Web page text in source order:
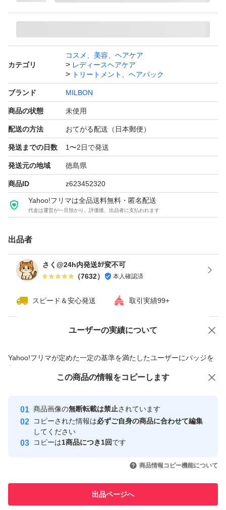
ートメント、ヘアパック）
ブランド：MILBON
カテゴリ
コスメ、美容、ヘアケア
レディースヘアケア
トリートメント、ヘアパック
ブランド MILBON
商品の状態 未使用
配送の方法 おてがる配送（日本郵便）
発送までの日数 1〜2日で発送
発送元の地域 徳島県
商品ID z623452320
Yahoo!フリマは全品送料無料・匿名配送
代金は運営が一旦預かり、評価後、出品者に支払われます
出品者
さく@24h内発送ｶﾃ変不可
（7632） 本人確認済
スピード＆安心発送 取引実績99+
ユーザーの実績について
Yahoo!フリマが定めた一定の基準を満たしたユーザーにバッジを
付与しています
安心取引出品者
心・安全なユーザーです
取引実績
引を完了させた実績があります
での取引実績があります
価格の相談 商品への質問
この商品の情報をコピーします
商品画像の無断転載は禁止されています
コピーされた情報は必ずご自身の商品に合わせて編集
してください
コピーは1商品につき1回です
商品情報コピー機能について
出品ページへ
この商品をみている人にオススメ